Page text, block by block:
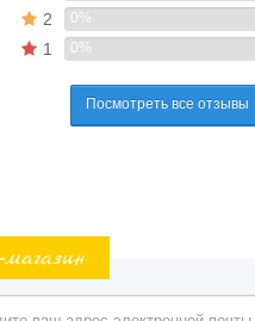
2 0%
1 0%
Посмотреть все отзывы